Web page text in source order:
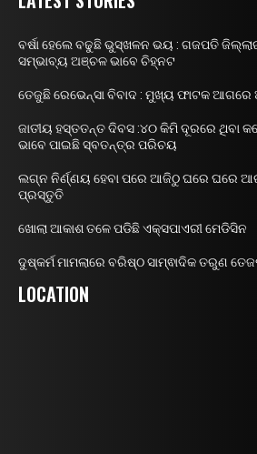
ବର୍ଷା ହେଲେ ବଢୁଛି ଭୁସ୍ଖଳନ ଭୟ : ଗଜପତି
ସମ୍ଭାବ୍ୟ ଅଞ୍ଚଳ ଭାବେ ଚିହ୍ନଟ
ତେଜୁଛି ରେଭେନ୍ସା ବିବାଦ : ମୁଖ୍ୟ ଫାଟକ
ଜାତୀୟ ହସ୍ତତନ୍ତ ଦିବସ :୪୦ କିମି ଦୂରରେ ଥିବା
ଭାବେ ପାଇଛି ସ୍ବତନ୍ତ୍ର ପରିଚୟ
ଲଗ୍ନ ନିର୍ଣ୍ଣୟ ହେବା ପରେ ଆଜିଠୁ ଘରେ ଘରେ
ପ୍ରସ୍ତୁତି
ଖୋଲା ଆକାଶ ତଳେ ପଡିଛି ଏକ୍ସପାଏରୀ ମେଡିସିନ
ଦୁଷ୍କର୍ମ ମାମଲାରେ ବରିଷ୍ଠ ସାମ୍ଵାଦିକ ତରୁଣ
LOCATION